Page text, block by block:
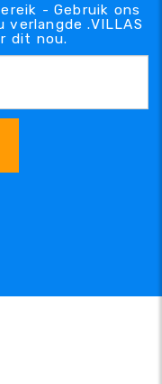
- Gebruik ons
.VILLAS
dit nou.